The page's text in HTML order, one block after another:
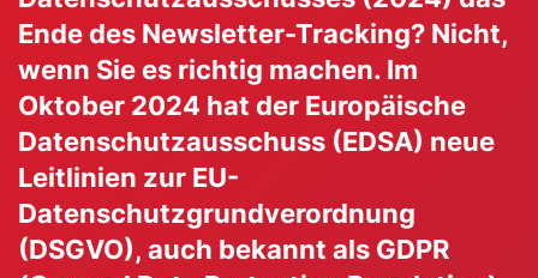
Ende des Newsletter-Tracking? Nicht,
wenn Sie es richtig machen. Im
Oktober 2024 hat der Europäische
Datenschutzausschuss (EDSA) neue
Leitlinien zur EU-
Datenschutzgrundverordnung
(DSGVO), auch bekannt als GDPR